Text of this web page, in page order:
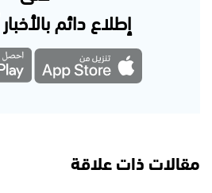
إطلاع دائم
مقالات ذات علاقة